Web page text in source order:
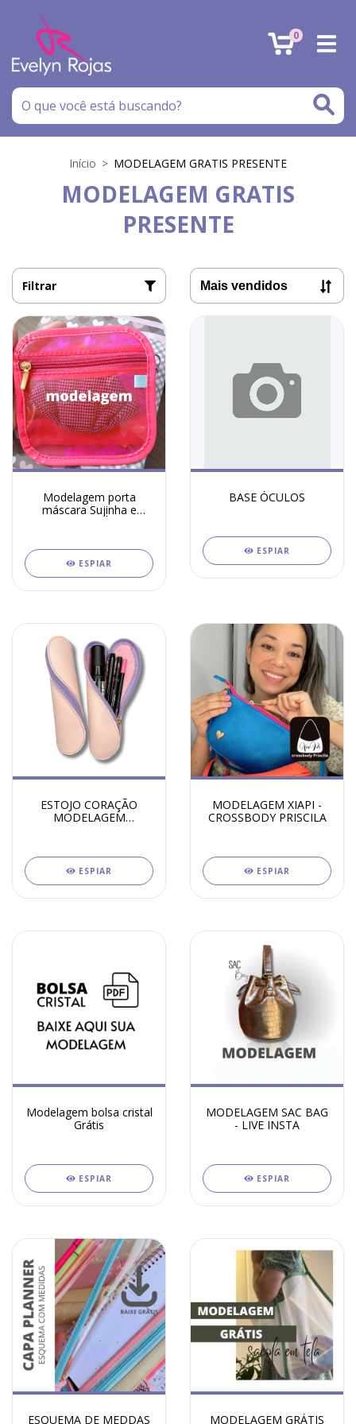
0
Início > MODELAGEM GRATIS PRESENTE
MODELAGEM GRATIS
PRESENTE
Filtrar
Modelagem porta
máscara Sujinha e
ESPIAR
BASE ÓCULOS
ESPIAR
ESTOJO CORAÇÃO
MODELAGEM
ESPIAR
MODELAGEM XIAPI -
CROSSBODY PRISCILA
ESPIAR
Modelagem bolsa cristal
Grátis
ESPIAR
MODELAGEM SAC BAG
- LIVE INSTA
ESPIAR
ESQUEMA DE MEDDAS MODELAGEM GRÁTIS